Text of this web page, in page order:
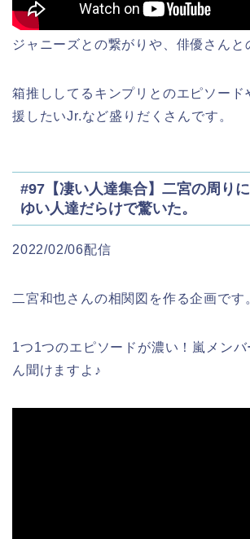
ジャニーズとの繋がりや、俳優さんと
箱推ししてるキンプリとのエピソード
援したいJr.など盛りだくさんです。
#97【凄い人達集合】二宮の周り
ゆい人達だらけで驚いた。
2022/02/06配信
二宮和也さんの相関図を作る企画です
1つ1つのエピソードが濃い！嵐メンバ
ん聞けますよ♪